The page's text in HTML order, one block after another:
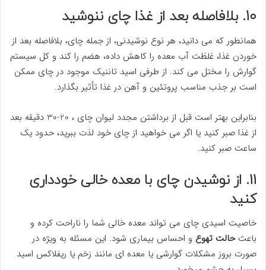
10. بلافاصله بعد از غذا چای ننوشید
همانطور که می دانید، هر نوع نوشیدنی، از جمله چای، بلافاصله بعد از
خوردن غذا، غلظت آب معده را کاهش داده، هضم را کند و کل سیستم
گوارش را مختل می کند. از طرفی اسید تاننیک موجود در چای ممکن
است بر جذب مناسب پروتئین و آهن در غذا تأثیر بگذارد.
بنابراین بهتر است قبل از برداشتن مجدد لیوان چای ، 20-30 دقیقه بعد
از غذا صبر کنید یا اگر می خواهید از چای خود لذت ببرید، حدود یک
ساعت صبر کنید.
11. از نوشیدن چای با معده خالی خودداری
کنید
خاصیت اسیدی چای می تواند معده خالی شما را ناراحت کرده و
باعثحالت تهوع و احساس بیماری شود. این مسئله به ویژه در
صورت بروز مشکلات گوارشی یا معده ای مانند زخم یا ریفلاکس اسید